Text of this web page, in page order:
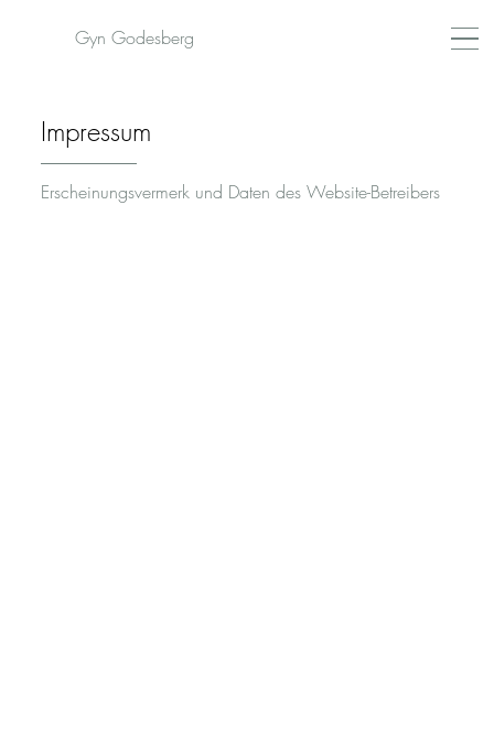
Gyn Godesberg
Impressum
Erscheinungsvermerk und Daten des Website-Betreibers